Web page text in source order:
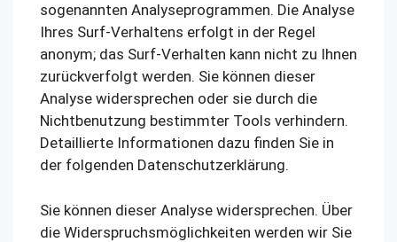
sogenannten Analyseprogrammen. Die Analyse
Ihres Surf-Verhaltens erfolgt in der Regel
anonym; das Surf-Verhalten kann nicht zu Ihnen
zurückverfolgt werden. Sie können dieser
Analyse widersprechen oder sie durch die
Nichtbenutzung bestimmter Tools verhindern.
Detaillierte Informationen dazu finden Sie in
der folgenden Datenschutzerklärung.
Sie können dieser Analyse widersprechen. Über
die Widerspruchsmöglichkeiten werden wir Sie